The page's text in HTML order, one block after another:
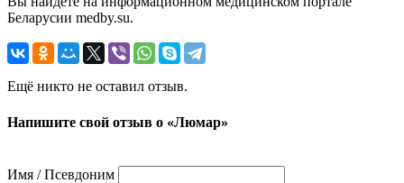
Беларусии medby.su.
Ещё никто не оставил отзыв.
Напишите свой отзыв о «Люмар»
Имя / Псевдоним